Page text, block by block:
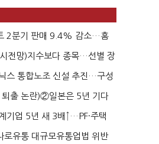
2분기 판매 9.4% 감소…홈
태 여파...
전망)지수보다 종목…선별 장
다...
스 통합노조 신설 추진…구성
급 불...
퇴출 논란)②일본은 5년 기다
우리는 ...
기업 5년 새 3배↑…PF·주택
무 ...
로유통 대규모유통업법 위반